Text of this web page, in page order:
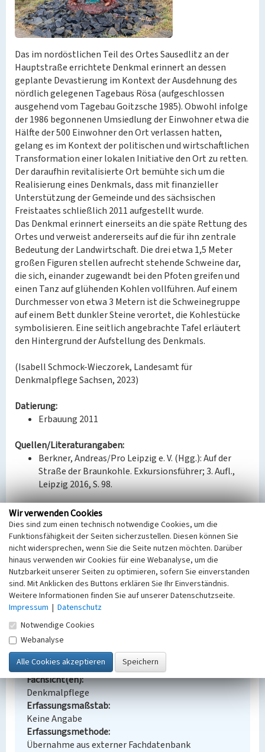
Das im nordöstlichen Teil des Ortes Sausedlitz an der
Hauptstraße errichtete Denkmal erinnert an dessen
geplante Devastierung im Kontext der Ausdehnung des
nördlich gelegenen Tagebaus Rösa (aufgeschlossen
ausgehend vom Tagebau Goitzsche 1985). Obwohl infolge
der 1986 begonnenen Umsiedlung der Einwohner etwa die
Hälfte der 500 Einwohner den Ort verlassen hatten,
gelang es im Kontext der politischen und wirtschaftlichen
Transformation einer lokalen Initiative den Ort zu retten.
Der daraufhin revitalisierte Ort bemühte sich um die
Realisierung eines Denkmals, dass mit finanzieller
Unterstützung der Gemeinde und des sächsischen
Freistaates schließlich 2011 aufgestellt wurde.
Das Denkmal erinnert einerseits an die späte Rettung des
Ortes und verweist andererseits auf die für ihn zentrale
Bedeutung der Landwirtschaft. Die drei etwa 1,5 Meter
großen Figuren stellen aufrecht stehende Schweine dar,
die sich, einander zugewandt bei den Pfoten greifen und
einen Tanz auf glühenden Kohlen vollführen. Auf einem
Durchmesser von etwa 3 Metern ist die Schweinegruppe
auf einem Bett dunkler Steine verortet, die Kohlestücke
symbolisieren. Eine seitlich angebrachte Tafel erläutert
den Hintergrund der Aufstellung des Denkmals.
(Isabell Schmock-Wieczorek, Landesamt für
Denkmalpflege Sachsen, 2023)
Datierung:
Erbauung 2011
Quellen/Literaturangaben:
Berkner, Andreas/Pro Leipzig e. V. (Hgg.): Auf der
Straße der Braunkohle. Exkursionsführer; 3. Aufl.,
Leipzig 2016, S. 98.
Bauherr / Auftraggeber:
Bauherr: Sächsische Staatsregierung und
Gemeindeverwaltung Löbnitz (GND: 1076258964)
BKM-Nummer:30500187
Denkmal „Drei tanzende Schweine auf
glühenden Kohlen“
Schlagwörter
Denkmal (Gedächtnisbauwerk)
Ort
Sausedlitz
Fachsicht(en)
Denkmalpflege
Erfassungsmaßstab
Keine Angabe
Erfassungsmethode
Übernahme aus externer Fachdatenbank
Wir verwenden Cookies
Dies sind zum einen technisch notwendige Cookies, um die
Funktionsfähigkeit der Seiten sicherzustellen. Diesen können Sie
nicht widersprechen, wenn Sie die Seite nutzen möchten. Darüber
hinaus verwenden wir Cookies für eine Webanalyse, um die
Nutzbarkeit unserer Seiten zu optimieren, sofern Sie einverstanden
sind. Mit Anklicken des Buttons erklären Sie Ihr Einverständnis.
Weitere Informationen finden Sie auf unserer Datenschutzseite.
Impressum | Datenschutz
Notwendige Cookies
Webanalyse